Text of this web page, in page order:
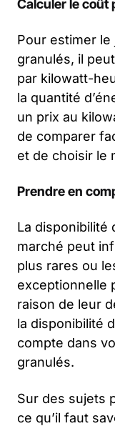
Calculer le coût
Pour estimer le
granulés, il
par kilowatt-
la quantité
un prix au
de comparer
et de choisir le
Prendre en
La disponibilité
marché peut
plus rares ou
exceptionnelle
raison de leur
la disponibilité
compte dans
granulés.
Sur des sujets
ce qu’il faut